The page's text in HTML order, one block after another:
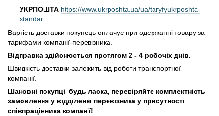
УКРПОШТА https://www.ukrposhta.ua/ua/taryfyukrposhta-
standart
Вартість доставки покупець оплачує при одержанні товару за
тарифами компанії-перевізника.
Відправка здійснюється протягом 2 - 4 робочіх днів.
Швидкість доставки залежить від роботи транспортної
компанії.
Шановні покупці, будь ласка, перевіряйте комплектність
замовлення у відділенні перевізника у присутності
співпрацівника компанії!